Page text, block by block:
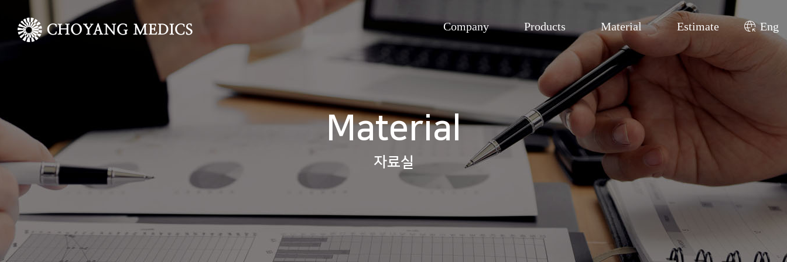
captive_portal Eng
Company
오시는길
Products
냉동수술기
의료용자외선치료기
개인용자외선치료기
레이저치료기·포토라이트
우드램프·피부확대경
스킨케어
피부분석초음파/피부분석기(연구용)
Material Estimate
Material
자료실